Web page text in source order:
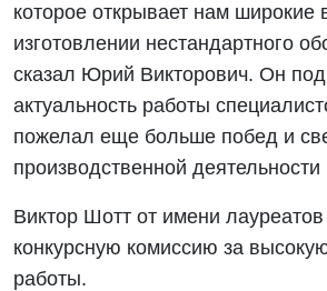
которое открывает нам широкие
изготовлении нестандартного
сказал Юрий Викторович. Он
актуальность работы
пожелал еще больше побед и
производственной
Виктор Шотт от имени
конкурсную комиссию за
работы.